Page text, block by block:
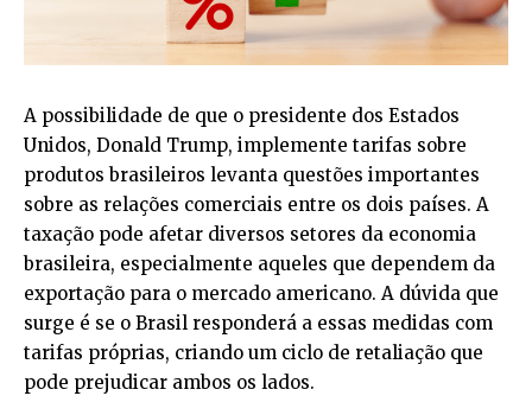
A possibilidade de que o presidente dos Estados
Unidos, Donald Trump, implemente tarifas sobre
produtos brasileiros levanta questões importantes
sobre as relações comerciais entre os dois países. A
taxação pode afetar diversos setores da economia
brasileira, especialmente aqueles que dependem da
exportação para o mercado americano. A dúvida que
surge é se o Brasil responderá a essas medidas com
tarifas próprias, criando um ciclo de retaliação que
pode prejudicar ambos os lados.